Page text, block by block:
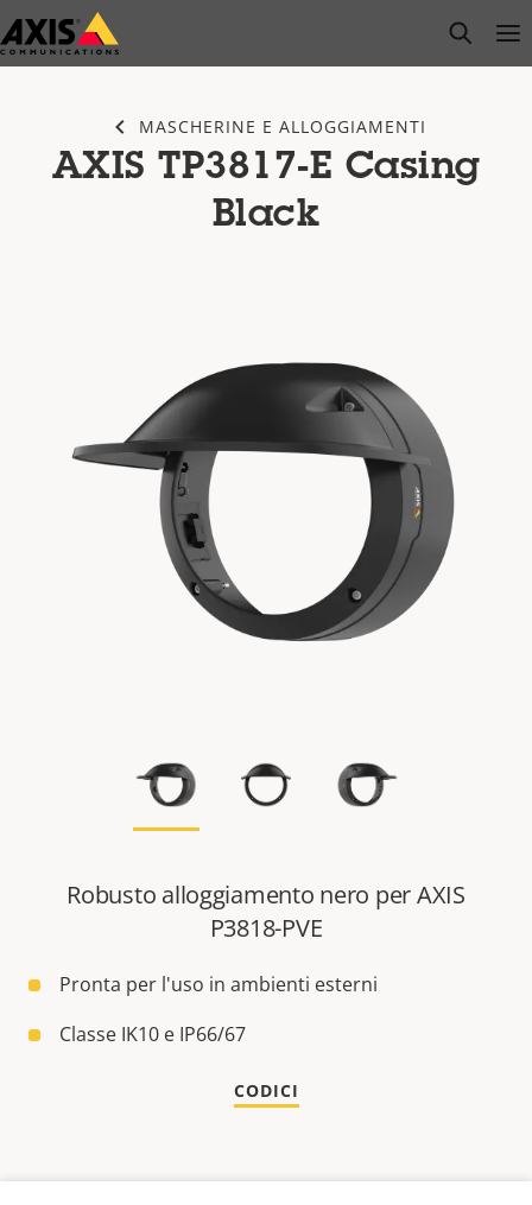
Salta
al
open
MASCHERINE E ALLOGGIAMENTI
AXIS TP3817-E Casing
Black
Robusto alloggiamento nero per AXIS
P3818-PVE
Pronta per l'uso in ambienti esterni
Classe IK10 e IP66/67
CODICI